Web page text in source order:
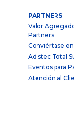
PARTNERS
Valor
Partners
Conviértase
Adistec Total
Eventos para
Atención al